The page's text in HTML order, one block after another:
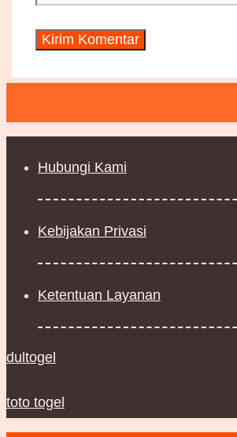
Hubungi Kami
Kebijakan Privasi
Ketentuan Layanan
dultogel
toto togel